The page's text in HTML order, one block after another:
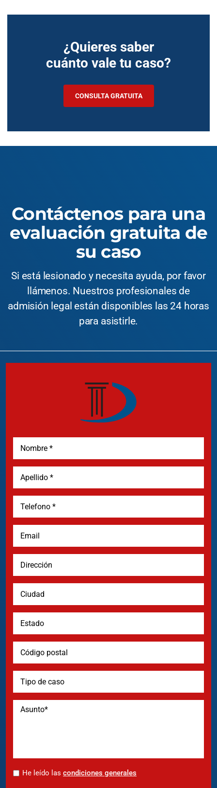
¿Quieres saber
cuánto vale tu caso?
CONSULTA GRATUITA
Contáctenos para una
evaluación gratuita de
su caso
Si está lesionado y necesita ayuda, por favor
llámenos. Nuestros profesionales de
admisión legal están disponibles las 24 horas
para asistirle.
* He leído las condiciones generales